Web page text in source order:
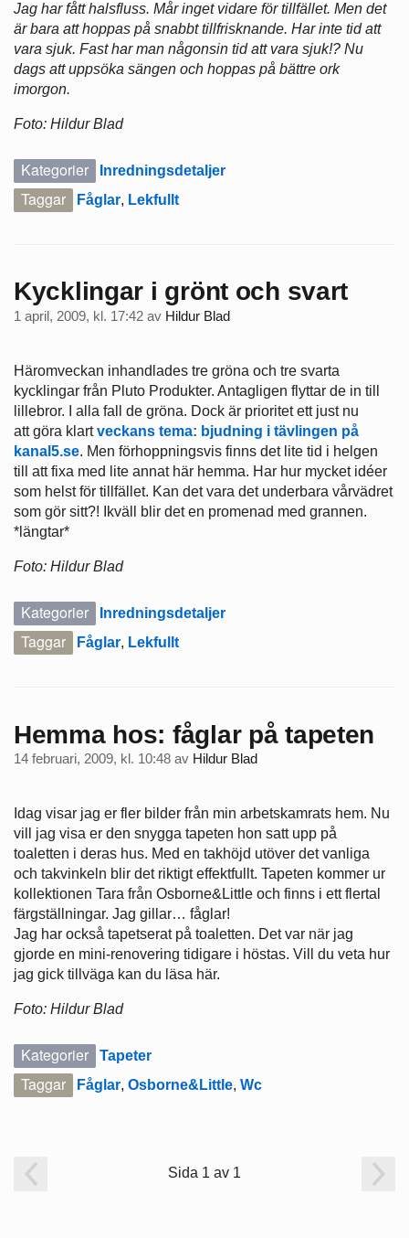
Jag har fått halsfluss. Mår inget vidare för tillfället. Men det
är bara att hoppas på snabbt tillfrisknande. Har inte tid att
vara sjuk. Fast har man någonsin tid att vara sjuk!? Nu
dags att uppsöka sängen och hoppas på bättre ork
imorgon.
Foto: Hildur Blad
Kategorier Inredningsdetaljer
Taggar Fåglar, Lekfullt
Kycklingar i grönt och svart
1 april, 2009, kl. 17:42 av Hildur Blad
Häromveckan inhandlades tre gröna och tre svarta
kycklingar från Pluto Produkter. Antagligen flyttar de in till
lillebror. I alla fall de gröna. Dock är prioritet ett just nu
att göra klartveckans tema: bjudning i tävlingen på
kanal5.se. Men förhoppningsvis finns det lite tid i helgen
till att fixa med lite annat här hemma. Har hur mycket idéer
som helst för tillfället. Kan det vara det underbara vårvädret
som gör sitt?! Ikväll blir det en promenad med grannen.
*längtar*
Foto: Hildur Blad
Kategorier Inredningsdetaljer
Taggar Fåglar, Lekfullt
Hemma hos: fåglar på tapeten
14 februari, 2009, kl. 10:48 av Hildur Blad
Idag visar jag er fler bilder från min arbetskamrats hem. Nu
vill jag visa er den snygga tapeten hon satt upp på
toaletten i deras hus. Med en takhöjd utöver det vanliga
och takvinkeln blir det riktigt effektfullt. Tapeten kommer ur
kollektionen Tara från Osborne&Little och finns i ett flertal
färgställningar. Jag gillar… fåglar!
Jag har också tapetserat på toaletten. Det var när jag
gjorde en mini-renovering tidigare i höstas. Vill du veta hur
jag gick tillväga kan du läsa här.
Foto: Hildur Blad
Kategorier Tapeter
Taggar Fåglar, Osborne&Little, Wc
Sida 1 av 1